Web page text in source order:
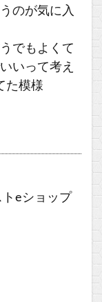
のが気に入
でもよくて
いって考え
た模様
eショップ